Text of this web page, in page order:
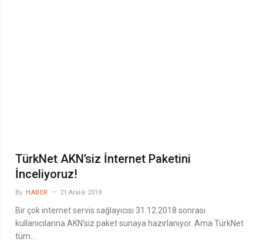
TürkNet AKN’siz İnternet Paketini
İnceliyoruz!
By HABER 21 Aralık 2018
Bir çok internet servis sağlayıcısı 31.12.2018 sonrası
kullanıcılarına AKN’siz paket sunaya hazırlanıyor. Ama TürkNet
tüm…